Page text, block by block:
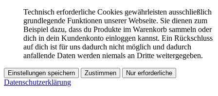
Technisch erforderliche Cookies gewährleisten ausschließlich
grundlegende Funktionen unserer Webseite. Sie dienen zum
Beispiel dazu, dass du Produkte im Warenkorb sammeln oder
dich in dein Kundenkonto einloggen kannst. Ein Rückschluss
auf dich ist für uns dadurch nicht möglich und dadurch
anfallende Daten werden niemals an Dritte weitergegeben.
Einstellungen speichern Zustimmen Nur erforderliche
Datenschutzerklärung